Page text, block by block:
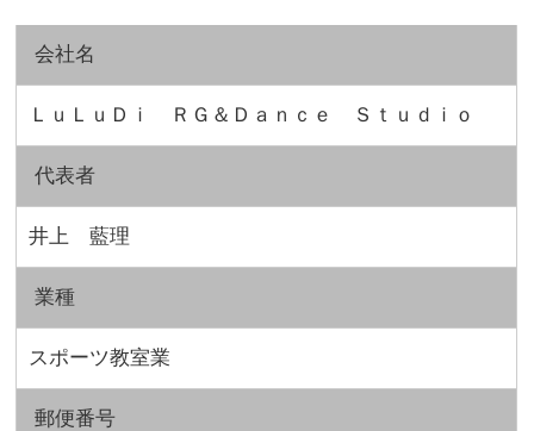
会社名
ＬｕＬｕＤｉ ＲＧ＆Ｄａｎｃｅ Ｓｔｕｄｉｏ
代表者
井上 藍理
業種
スポーツ教室業
郵便番号